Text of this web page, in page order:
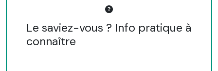
Le saviez-vous ? Info pratique à
connaître